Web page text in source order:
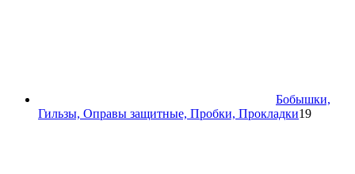
Бобышки,
Гильзы, Оправы защитные, Пробки, Прокладки1919